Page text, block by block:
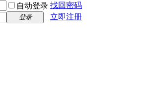
自动登录 找回密码
登录 立即注册